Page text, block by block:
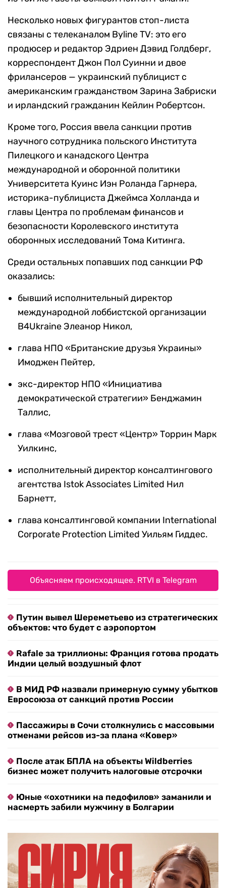
Несколько новых фигурантов стоп-листа
связаны с телеканалом Byline TV: это его
продюсер и редактор Эдриен Дэвид Голдберг,
корреспондент Джон Пол Суинни и двое
фрилансеров — украинский публицист с
американским гражданством Зарина Забриски
и ирландский гражданин Кейлин Робертсон.
Кроме того, Россия ввела санкции против
научного сотрудника польского Института
Пилецкого и канадского Центра
международной и оборонной политики
Университета Куинс Иэн Роланда Гарнера,
историка-публициста Джеймса Холланда и
главы Центра по проблемам финансов и
безопасности Королевского института
оборонных исследований Тома Китинга.
Среди остальных попавших под санкции РФ
оказались:
бывший исполнительный директор
международной лоббистской организации
B4Ukraine Элеанор Никол,
глава НПО «Британские друзья Украины»
Имоджен Пейтер,
экс-директор НПО «Инициатива
демократической стратегии» Бенджамин
Таллис,
глава «Мозговой трест «Центр» Торрин Марк
Уилкинс,
исполнительный директор консалтингового
агентства Istok Associates Limited Нил
Барнетт,
глава консалтинговой компании International
Corporate Protection Limited Уильям Гиддес.
Объясняем происходящее. RTVI в Telegram
Путин вывел Шереметьево из стратегических
объектов: что будет с аэропортом
Rafale за триллионы: Франция готова продать
Индии целый воздушный флот
В МИД РФ назвали примерную сумму убытков
Евросоюза от санкций против России
Пассажиры в Сочи столкнулись с массовыми
отменами рейсов из-за плана «Ковер»
После атак БПЛА на объекты Wildberries
бизнес может получить налоговые отсрочки
Юные «охотники на педофилов» заманили и
насмерть забили мужчину в Болгарии